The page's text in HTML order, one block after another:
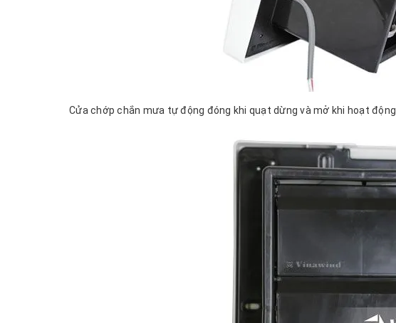
Cửa chớp chắn mưa tự động đóng khi quạt dừng và mở khi hoạt động